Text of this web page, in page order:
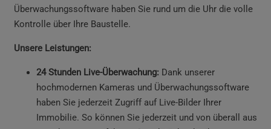
Überwachungssoftware haben Sie rund um die Uhr die volle
Kontrolle über Ihre Baustelle.
Unsere Leistungen:
24 Stunden Live-Überwachung: Dank unserer
hochmodernen Kameras und Überwachungssoftware
haben Sie jederzeit Zugriff auf Live-Bilder Ihrer
Immobilie. So können Sie jederzeit und von überall aus